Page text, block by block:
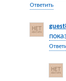
Ответить